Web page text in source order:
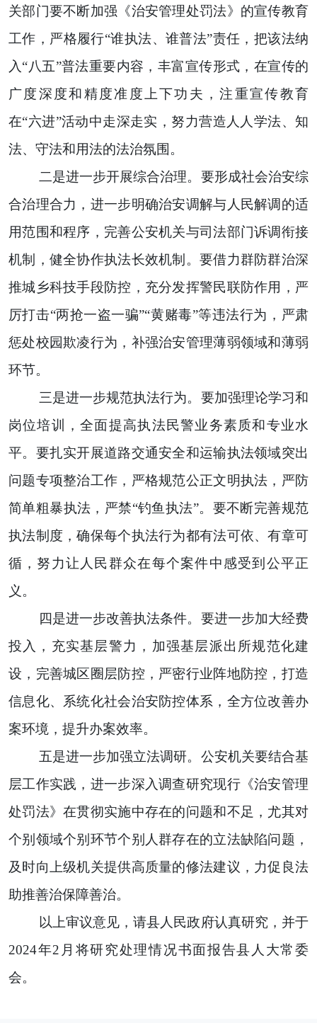
关部门要不断加强《治安管理处罚法》的宣传教育
工作，严格履行“谁执法、谁普法”责任，把该法纳
入“八五”普法重要内容，丰富宣传形式，在宣传的
广度深度和精度准度上下功夫，注重宣传教育
在“六进”活动中走深走实，努力营造人人学法、知
法、守法和用法的法治氛围。
二是进一步开展综合治理。要形成社会治安综
合治理合力，进一步明确治安调解与人民解调的适
用范围和程序，完善公安机关与司法部门诉调衔接
机制，健全协作执法长效机制。要借力群防群治深
推城乡科技手段防控，充分发挥警民联防作用，严
厉打击“两抢一盗一骗”“黄赌毒”等违法行为，严肃
惩处校园欺凌行为，补强治安管理薄弱领域和薄弱
环节。
三是进一步规范执法行为。要加强理论学习和
岗位培训，全面提高执法民警业务素质和专业水
平。要扎实开展道路交通安全和运输执法领域突出
问题专项整治工作，严格规范公正文明执法，严防
简单粗暴执法，严禁“钓鱼执法”。要不断完善规范
执法制度，确保每个执法行为都有法可依、有章可
循，努力让人民群众在每个案件中感受到公平正
义。
四是进一步改善执法条件。要进一步加大经费
投入，充实基层警力，加强基层派出所规范化建
设，完善城区圈层防控，严密行业阵地防控，打造
信息化、系统化社会治安防控体系，全方位改善办
案环境，提升办案效率。
五是进一步加强立法调研。公安机关要结合基
层工作实践，进一步深入调查研究现行《治安管理
处罚法》在贯彻实施中存在的问题和不足，尤其对
个别领域个别环节个别人群存在的立法缺陷问题，
及时向上级机关提供高质量的修法建议，力促良法
助推善治保障善治。
以上审议意见，请县人民政府认真研究，并于
2024年2月将研究处理情况书面报告县人大常委
会。